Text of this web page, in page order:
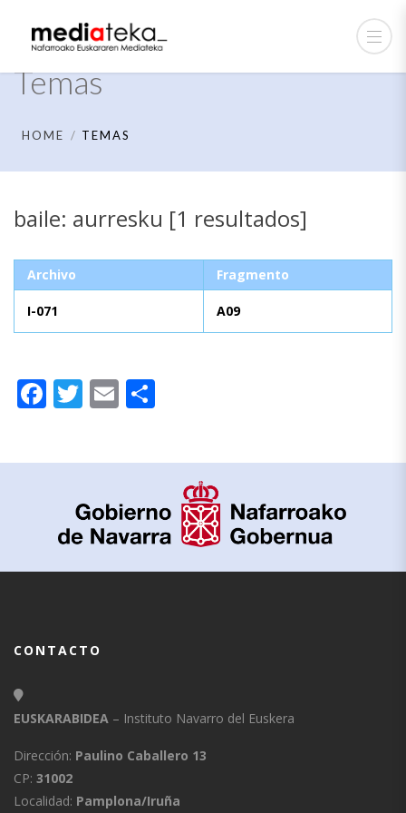
Temas
HOME TEMAS
baile: aurresku [1 resultados]
Archivo Fragmento
I-071 A09
Facebook
Twitter
Email
CONTACTO
EUSKARABIDEA – Instituto Navarro del Euskera
Dirección: Paulino Caballero 13
CP: 31002
Localidad: Pamplona/Iruña